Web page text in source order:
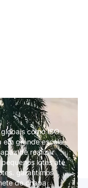
como ISO
em grande escala
de realizar
lotes até
garantimos
de chapa